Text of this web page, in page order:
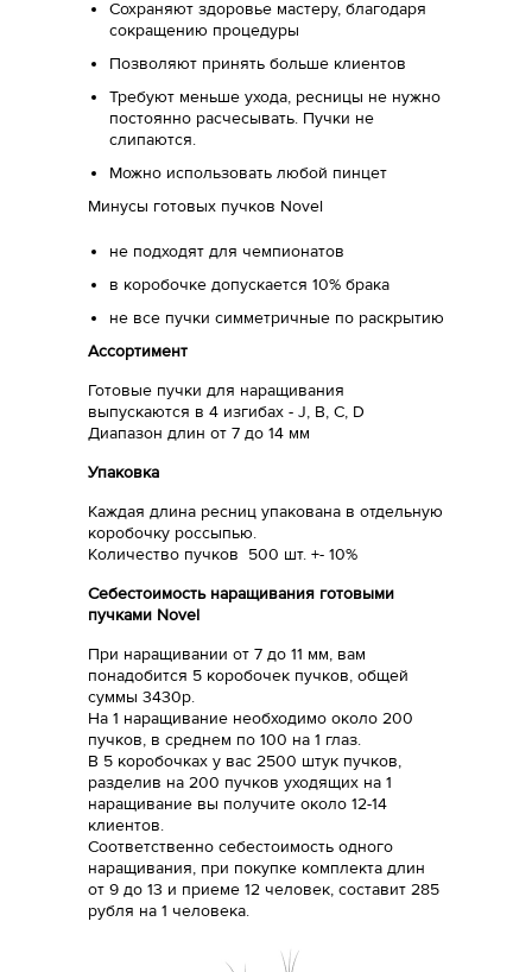
Сохраняют здоровье мастеру, благодаря
сокращению процедуры
Позволяют принять больше клиентов
Требуют меньше ухода, ресницы не нужно
постоянно расчесывать. Пучки не
слипаются.
Можно использовать любой пинцет
Минусы готовых пучков Novel
не подходят для чемпионатов
в коробочке допускается 10% брака
не все пучки симметричные по раскрытию
Ассортимент
Готовые пучки для наращивания
выпускаются в 4 изгибах - J, B, C, D
Диапазон длин от 7 до 14 мм
Упаковка
Каждая длина ресниц упакована в отдельную
коробочку россыпью.
Количество пучков 500 шт. +- 10%
Себестоимость наращивания готовыми
пучками Novel
При наращивании от 7 до 11 мм, вам
понадобится 5 коробочек пучков, общей
суммы 3430р.
На 1 наращивание необходимо около 200
пучков, в среднем по 100 на 1 глаз.
В 5 коробочках у вас 2500 штук пучков,
разделив на 200 пучков уходящих на 1
наращивание вы получите около 12-14
клиентов.
Соответственно себестоимость одного
наращивания, при покупке комплекта длин
от 9 до 13 и приеме 12 человек, составит 285
рубля на 1 человека.